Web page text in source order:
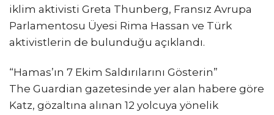
iklim aktivisti Greta Thunberg, Fransız Avrupa
Parlamentosu Üyesi Rima Hassan ve Türk
aktivistlerin de bulunduğu açıklandı.
“Hamas’ın 7 Ekim Saldırılarını Gösterin”
The Guardian gazetesinde yer alan habere göre
Katz, gözaltına alınan 12 yolcuya yönelik